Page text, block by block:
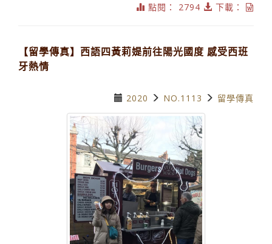
點閱： 2794
下載：
【留學傳真】西語四黃莉媞前往陽光國度 感受西班
牙熱情
2020 NO.1113 留學傳真